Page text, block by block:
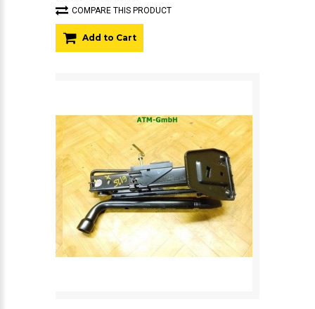
COMPARE THIS PRODUCT
Add to Cart